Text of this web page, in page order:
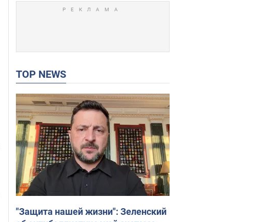
TOP NEWS
"Защита нашей жизни": Зеленский